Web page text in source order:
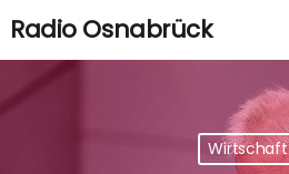
Radio Osnabrück
Wirtschaft